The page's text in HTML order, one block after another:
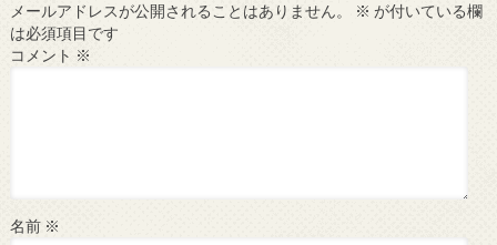
メールアドレスが公開されることはありません。 ※ が付いている欄
は必須項目です
コメント ※
名前 ※